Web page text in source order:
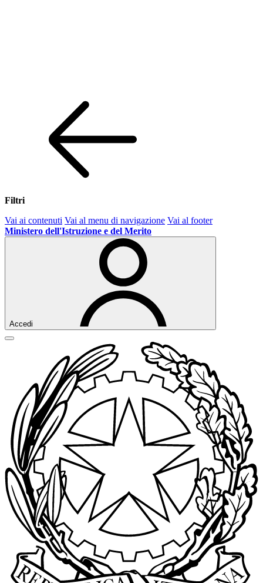
Filtri
Vai ai contenuti Vai al menu di navigazione Vai al footer
Ministero dell'Istruzione e del Merito
Accedi